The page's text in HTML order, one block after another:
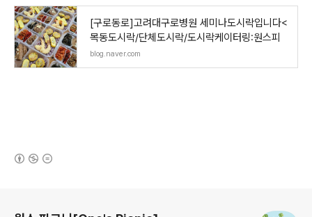
[구로동로]고려대구로병원 세미나도시락입니다<
목동도시락/단체도시락/도시락케이터링:원스피
blog.naver.com